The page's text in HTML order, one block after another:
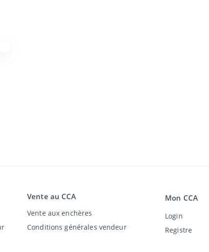
Vente au CCA
Vente aux enchères
Conditions générales vendeur
Mon CCA
Login
Registre